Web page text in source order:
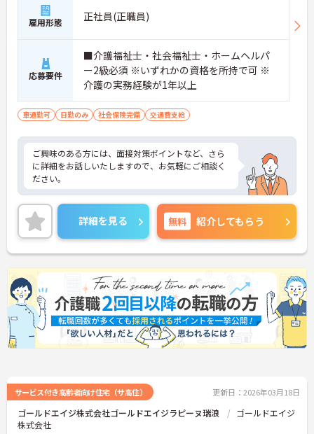
雇用形態 正社員(正職員)
応募要件
■介護福祉士・社会福祉士・ホームヘルパ
ー2級必須 ※いずれかの資格を所持で可 ※
介護の実務経験が1年以上
車通勤可 日勤のみ 社会保険完備 交通費支給
ご興味のある方には、面接対策ポイントなど、さら
に詳細をお話しいたしますので、お気軽にご相談く
ださい。
詳細を見る 無料 紹介してもらう
サービス付き高齢者向け住宅（サ高住） 更新日：2026年03月18日
ゴールドエイジ株式会社ゴールドエイジラピーヌ瑞浪
ゴールドエイジ
株式会社